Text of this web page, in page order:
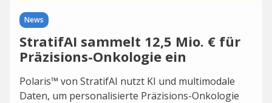
News
StratifAI sammelt 12,5 Mio. € für
Präzisions-Onkologie ein
Polaris™ von StratifAI nutzt KI und multimodale
Daten, um personalisierte Präzisions-Onkologie